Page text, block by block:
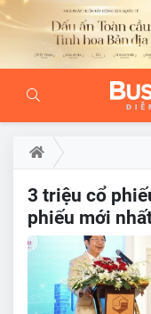
3 triệu cổ
phiếu mới